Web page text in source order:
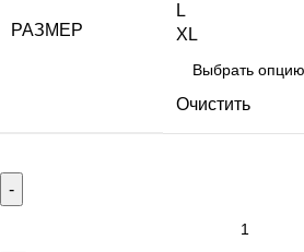
РАЗМЕР
L
XL
Очистить